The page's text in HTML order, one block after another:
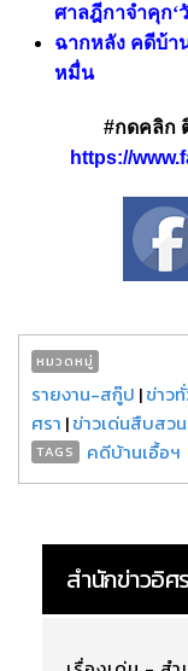
ศาลฎีกาจำคุก‘
ฉากหลัง คดีบ้า
หมื่น
#กดคลิก
https://
หมวดหมู่
รายงาน-สกู๊ป |ข่าว
ศรา |ข่าวเด่นสืบสวน
TAGS คดีบ้านเอื้อฯ
สำนักข่าวอิศ